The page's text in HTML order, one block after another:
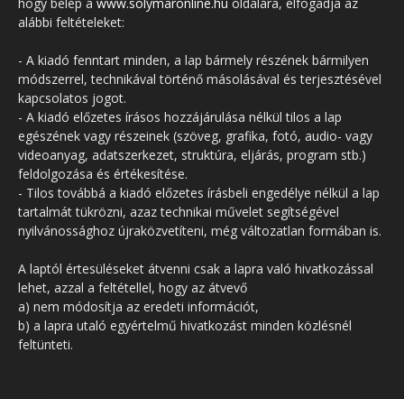
alábbi feltételeket:
- A kiadó fenntart minden, a lap bármely részének bármilyen
módszerrel, technikával történő másolásával és terjesztésével
kapcsolatos jogot.
- A kiadó előzetes írásos hozzájárulása nélkül tilos a lap
egészének vagy részeinek (szöveg, grafika, fotó, audio- vagy
videoanyag, adatszerkezet, struktúra, eljárás, program stb.)
feldolgozása és értékesítése.
- Tilos továbbá a kiadó előzetes írásbeli engedélye nélkül a lap
tartalmát tükrözni, azaz technikai művelet segítségével
nyilvánossághoz újraközvetíteni, még változatlan formában is.
A laptól értesüléseket átvenni csak a lapra való hivatkozással
lehet, azzal a feltétellel, hogy az átvevő
a) nem módosítja az eredeti információt,
b) a lapra utaló egyértelmű hivatkozást minden közlésnél
feltünteti.